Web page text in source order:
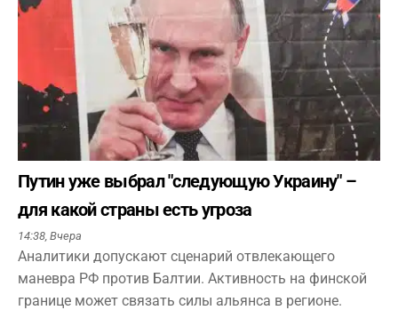
Путин уже выбрал "следующую Украину" –
для какой страны есть угроза
14:38, Вчера
Аналитики допускают сценарий отвлекающего
маневра РФ против Балтии. Активность на финской
границе может связать силы альянса в регионе.